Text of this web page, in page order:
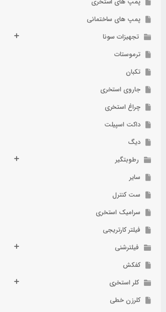
پمپ های ساختمانی
تجهیزات سونا
ترموستات
تکبان
جاروی استخری
چراغ استخری
داکت اسپیلت
دیگ
رطوبتگیر
سایر
ست کنترل
سرامیک استخری
فیلتر کارتریجی
فیلترشنی
کفکش
کلر استخری
کلرزن خطی